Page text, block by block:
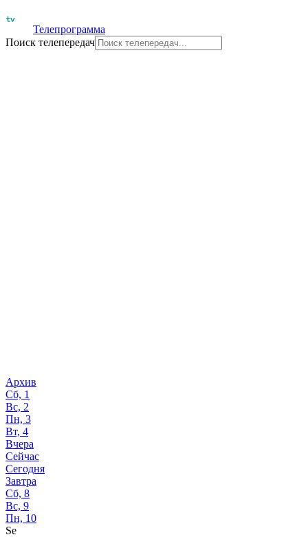
Телепрограмма
Поиск телепередач
Архив
Сб, 1
Вс, 2
Пн, 3
Вт, 4
Вчера
Сейчас
Сегодня
Завтра
Сб, 8
Вс, 9
Пн, 10
Se